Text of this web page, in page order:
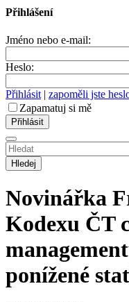
Přihlášení
Jméno nebo e-mail:
Heslo:
Přihlásit | zapoměli jste
Zapamatuj si mě
Hledej
Novinářka
Kodexu ČT
ponížené